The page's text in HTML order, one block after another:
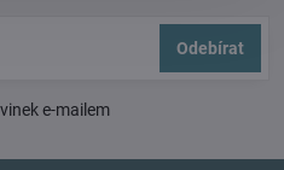
Odebírat
e-mailem